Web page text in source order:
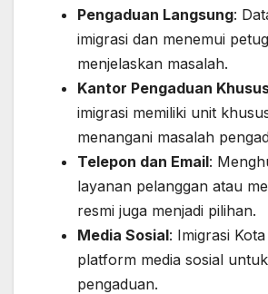
Pengaduan Langsung:
imigrasi dan menemui
menjelaskan masalah.
Kantor Pengaduan
imigrasi memiliki unit
menangani masalah
Telepon dan Email:
layanan pelanggan atau
resmi juga menjadi pilihan.
Media Sosial: Imigrasi
platform media sosial
pengaduan.